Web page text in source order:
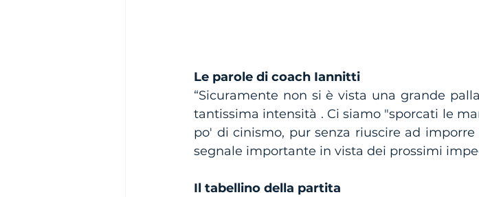
Le parole di coach Iannitti
“Sicuramente non si è vista una grande
tantissima intensità . Ci siamo "sporcati le
po' di cinismo, pur senza riuscire ad
segnale importante in vista dei prossimi
Il tabellino della partita